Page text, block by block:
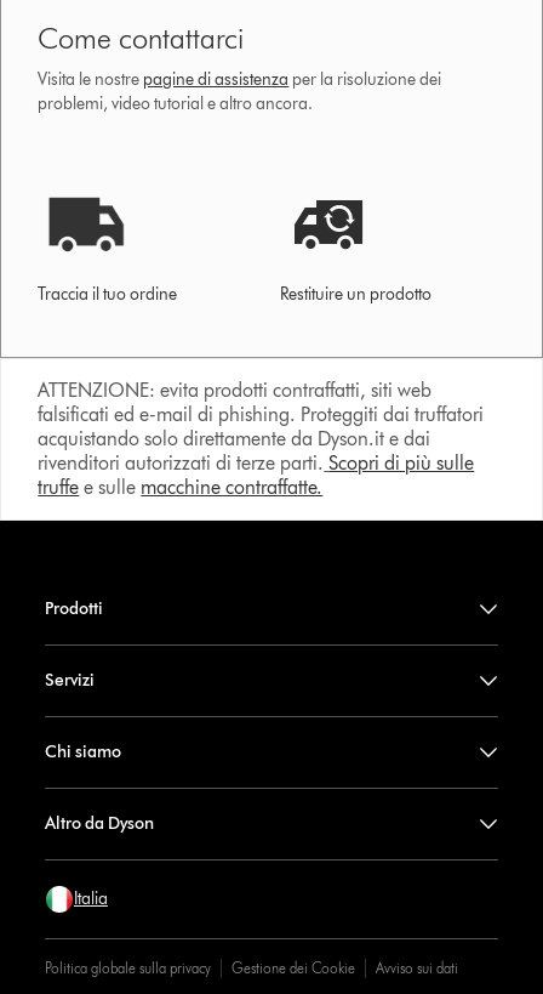
Come contattarci
Visita le nostre pagine di assistenza per la risoluzione dei
problemi, video tutorial e altro ancora.
Traccia il tuo ordine Restituire un prodotto
ATTENZIONE: evita prodotti contraffatti, siti web
falsificati ed e-mail di phishing. Proteggiti dai truffatori
acquistando solo direttamente da Dyson.it e dai
rivenditori autorizzati di terze parti. Scopri di più sulle
truffe e sulle macchine contraffatte.
Prodotti
Servizi
Chi siamo
Altro da Dyson
Italia
Politica globale sulla privacy Gestione dei Cookie Avviso sui dati